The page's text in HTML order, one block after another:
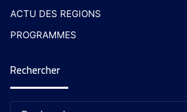
ACTU DES REGIONS
PROGRAMMES
Rechercher